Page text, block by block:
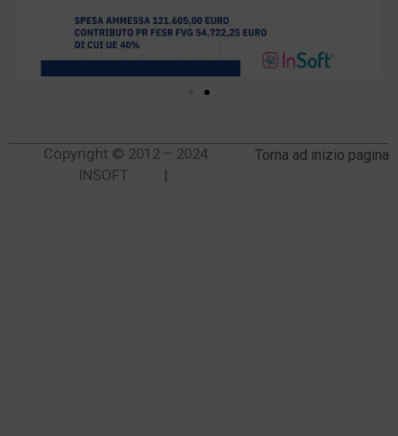
Copyright © 2012 – 2024
INSOFT |
Torna ad inizio pagina